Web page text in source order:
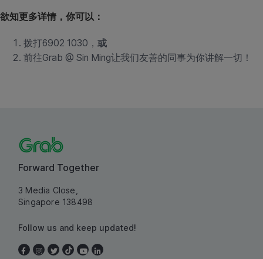
欲知更多详情，你可以：
拨打6902 1030， 或
前往Grab @ Sin Ming让我们友善的同事为你讲解一切！
Forward Together
3 Media Close,
Singapore 138498
Follow us and keep updated!